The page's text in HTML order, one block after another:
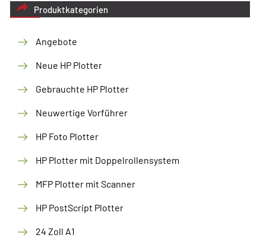
Produktkategorien
Angebote
Neue HP Plotter
Gebrauchte HP Plotter
Neuwertige Vorführer
HP Foto Plotter
HP Plotter mit Doppelrollensystem
MFP Plotter mit Scanner
HP PostScript Plotter
24 Zoll A1